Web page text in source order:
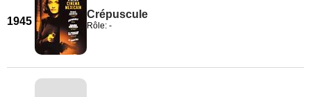
1945
Crépuscule
Rôle: -